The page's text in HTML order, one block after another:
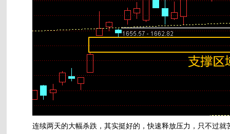
连续两天的大幅杀跌，其实挺好的，快速释放压力，只不过就